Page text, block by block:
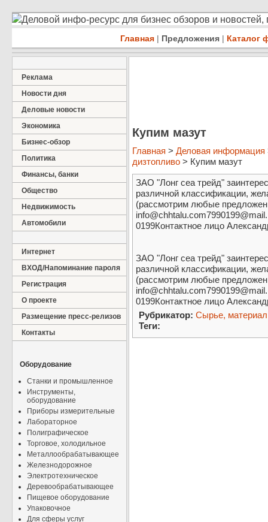
Деловой инфо-ресурс для бизнес обзоров и
Главная | Предложения | Каталог
Реклама
Новости дня
Деловые новости
Экономика
Бизнес-обзор
Политика
Финансы, банки
Общество
Недвижимость
Автомобили
Интернет
ВХОД/Напоминание пароля
Регистрация
О проекте
Размещение пресс-релизов
Контакты
Оборудование
Станки и промышленное
Инструменты,
оборудование
Приборы измерительные
Лабораторное
Полиграфическое
Торговое, холодильное
Металлообрабатывающее
Железнодорожное
Электротехническое
Деревообрабатывающее
Пищевое оборудование
Упаковочное
Для сферы услуг
Купим мазут
Главная > Деловая информация
дизтопливо > Купим мазут
ЗАО "Лонг сеа трейд"
различной классификации,
(рассмотрим любые
0199Контактное лицо
ЗАО "Лонг сеа трейд"
различной классификации,
(рассмотрим любые
0199Контактное лицо
Рубрикатор: Сырье,
Теги: